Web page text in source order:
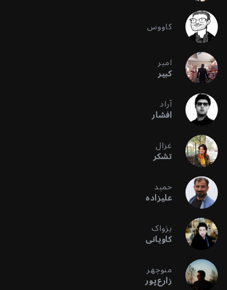
کاووس
امیر
کبیر
آراد
افشار
غزال
تشکر
حمید
علیزاده
پژواک
کاویانی
منوچهر
زارع‌پور